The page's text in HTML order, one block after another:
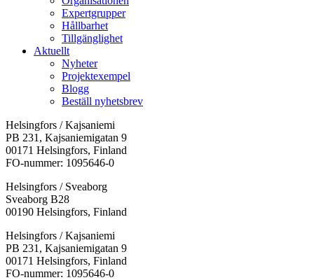
Expertgrupper
Hållbarhet
Tillgänglighet
Aktuellt
Nyheter
Projektexempel
Blogg
Beställ nyhetsbrev
Helsingfors / Kajsaniemi
PB 231, Kajsaniemigatan 9
00171 Helsingfors, Finland
FO-nummer: 1095646-0
Helsingfors / Sveaborg
Sveaborg B28
00190 Helsingfors, Finland
Facebook:
Öppnas
i
en
Instagram:
Öppnas
i
en
TikTok:
Öppnas
i
en
Youtube:
Öppnas
i
en
Vimeo:
Öppnas
i
en
Helsingfors / Kajsaniemi
PB 231, Kajsaniemigatan 9
00171 Helsingfors, Finland
FO-nummer: 1095646-0